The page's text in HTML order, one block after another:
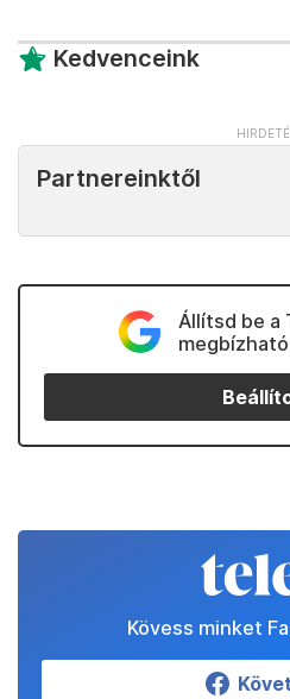
Kedvenceink
Partnereinktől
Állítsd be a
Kövess minket